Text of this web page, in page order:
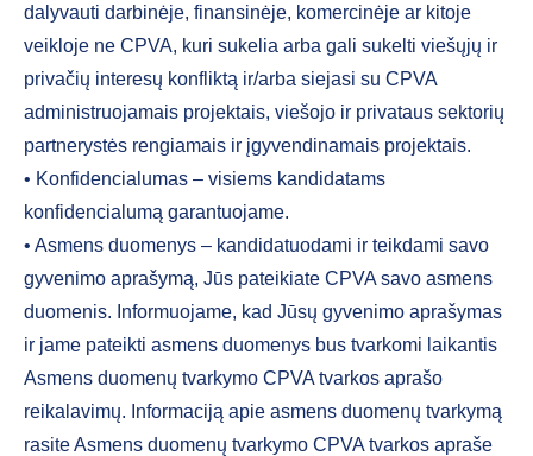
dalyvauti darbinėje, finansinėje, komercinėje ar kitoje
veikloje ne CPVA, kuri sukelia arba gali sukelti viešųjų ir
privačių interesų konfliktą ir/arba siejasi su CPVA
administruojamais projektais, viešojo ir privataus sektorių
partnerystės rengiamais ir įgyvendinamais projektais.
• Konfidencialumas – visiems kandidatams
konfidencialumą garantuojame.
• Asmens duomenys – kandidatuodami ir teikdami savo
gyvenimo aprašymą, Jūs pateikiate CPVA savo asmens
duomenis. Informuojame, kad Jūsų gyvenimo aprašymas
ir jame pateikti asmens duomenys bus tvarkomi laikantis
Asmens duomenų tvarkymo CPVA tvarkos aprašo
reikalavimų. Informaciją apie asmens duomenų tvarkymą
rasite Asmens duomenų tvarkymo CPVA tvarkos apraše